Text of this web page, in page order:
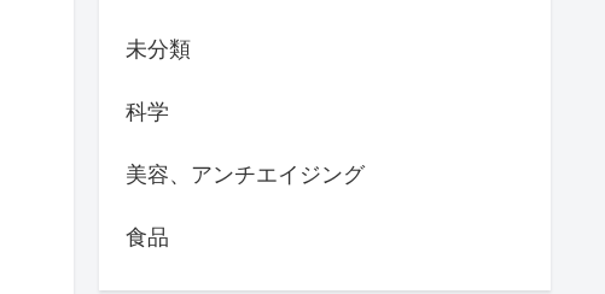
未分類
科学
美容、アンチエイジング
食品